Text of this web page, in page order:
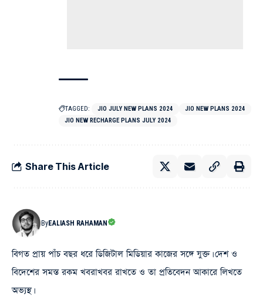
TAGGED: JIO JULY NEW PLANS 2024
JIO NEW PLANS 2024
JIO NEW RECHARGE PLANS JULY 2024
Share This Article
ByEALIASH RAHAMAN
বিগত প্রায় পাঁচ বছর ধরে ডিজিটাল মিডিয়ার কাজের সঙ্গে যুক্ত। দেশ ও
বিদেশের সমস্ত রকম খবরাখবর রাখতে ও তা প্রতিবেদন আকারে লিখতে
অভ্যস্থ।